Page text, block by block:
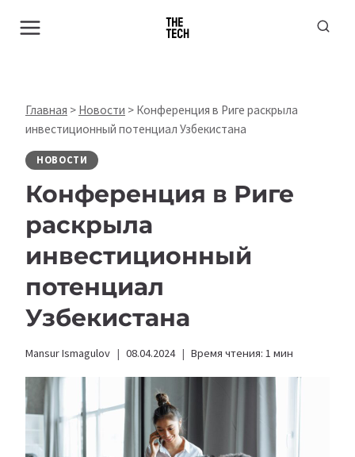
Главная > Новости > Конференция в Риге раскрыла
инвестиционный потенциал Узбекистана
НОВОСТИ
Конференция в Риге
раскрыла
инвестиционный
потенциал
Узбекистана
Mansur Ismagulov 08.04.2024 Время чтения: 1 мин